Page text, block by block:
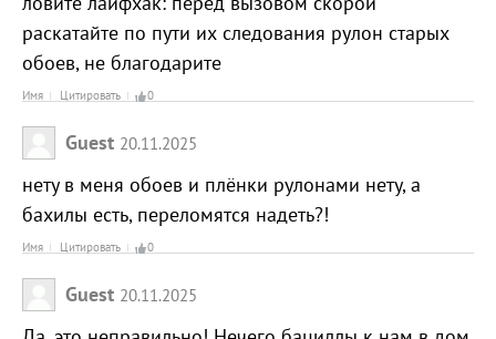
раскатайте по пути их следования рулон старых
обоев, не благодарите
Имя Цитировать 0
Guest 20.11.2025
нету в меня обоев и плёнки рулонами нету, а
бахилы есть, переломятся надеть?!
Имя Цитировать 0
Guest 20.11.2025